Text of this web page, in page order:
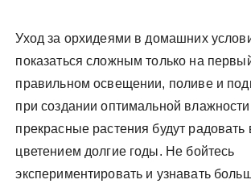
Уход за орхидеями в домашних
показаться сложным только на
правильном освещении, поливе и
при создании оптимальной
прекрасные растения будут радовать
цветением долгие годы. Не бойтесь
экспериментировать и узнавать